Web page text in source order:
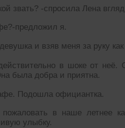
звать? -спросила Лена
предложил я.
и взяв меня за руку
в шоке от
была добра и приятна.
Подошла официантка.
пожаловать в наше летнее
улыбку.